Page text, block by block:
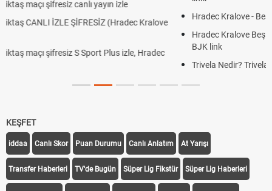
Hradec Kralove - Beşiktaş maçı şifresiz izle canlı tv100 linki
Hradec Kralove Beşiktaş maçı şifresiz tv100 izle, Hradec Kralove
KEŞFET
iddaa Canlı Skor Puan Durumu Canlı Anlatım At Yarışı
Transfer Haberleri TV'de Bugün Süper Lig Fikstür Süper Lig Haberleri